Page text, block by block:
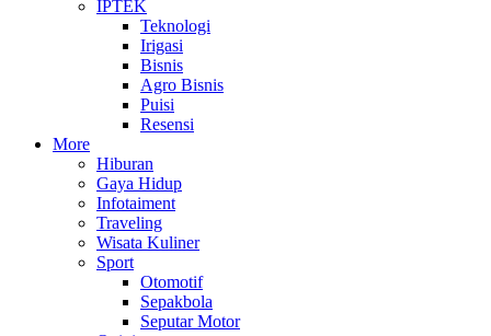
IPTEK
Teknologi
Irigasi
Bisnis
Agro Bisnis
Puisi
Resensi
More
Hiburan
Gaya Hidup
Infotaiment
Traveling
Wisata Kuliner
Sport
Otomotif
Sepakbola
Seputar Motor